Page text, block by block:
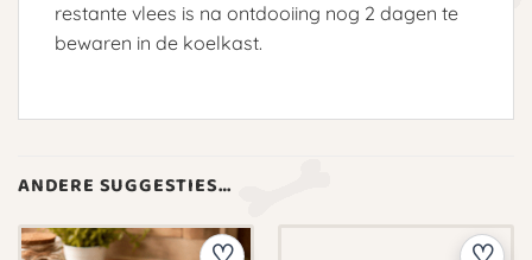
restante vlees is na ontdooiing nog 2 dagen te
bewaren in de koelkast.
ANDERE SUGGESTIES…